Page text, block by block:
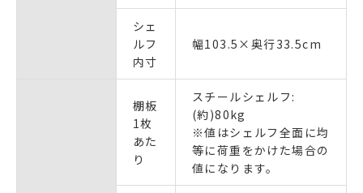
シェ
ルフ
内寸
幅103.5×奥行33.5cm
棚板
1枚
あた
り
スチールシェルフ:
(約)80kg
※値はシェルフ全面に均
等に荷重をかけた場合の
値になります。